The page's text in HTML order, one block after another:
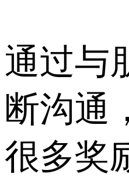
通过与
断沟通
很多奖